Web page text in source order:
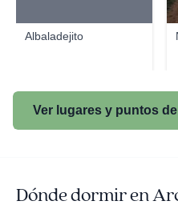
Albaladejito
Ver lugares y puntos
Dónde dormir en